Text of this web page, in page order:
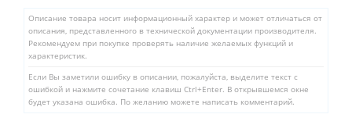
Описание товара носит информационный характер и может отличаться от
описания, представленного в технической документации производителя.
Рекомендуем при покупке проверять наличие желаемых функций и
характеристик.
Если Вы заметили ошибку в описании, пожалуйста, выделите текст с
ошибкой и нажмите сочетание клавиш Ctrl+Enter. В открывшемся окне
будет указана ошибка. По желанию можете написать комментарий.